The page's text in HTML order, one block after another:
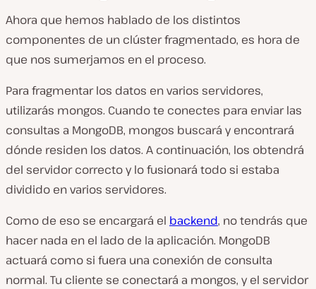
Ahora que hemos hablado de los distintos
componentes de un clúster fragmentado, es hora de
que nos sumerjamos en el proceso.
Para fragmentar los datos en varios servidores,
utilizarás mongos. Cuando te conectes para enviar las
consultas a MongoDB, mongos buscará y encontrará
dónde residen los datos. A continuación, los obtendrá
del servidor correcto y lo fusionará todo si estaba
dividido en varios servidores.
Como de eso se encargará el backend, no tendrás que
hacer nada en el lado de la aplicación. MongoDB
actuará como si fuera una conexión de consulta
normal. Tu cliente se conectará a mongos, y el servidor